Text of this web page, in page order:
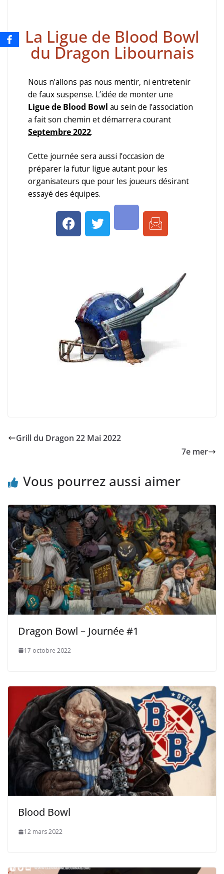
La Ligue de Blood Bowl
du Dragon Libournais
Nous n’allons pas nous mentir, ni entretenir
de faux suspense. L’idée de monter une
Ligue de Blood Bowl au sein de l’association
a fait son chemin et démarrera courant
Septembre 2022.
Cette journée sera aussi l’occasion de
préparer la futur ligue autant pour les
organisateurs que pour les joueurs désirant
essayé des équipes.
Grill du Dragon 22 Mai 2022
7e mer
Vous pourrez aussi aimer
Dragon Bowl – Journée #1
17 octobre 2022
Blood Bowl
12 mars 2022